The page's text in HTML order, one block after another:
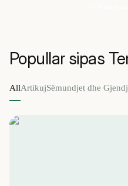
Popullar sipas
AllArtikujSëmundjet dhe